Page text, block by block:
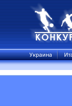
Украина